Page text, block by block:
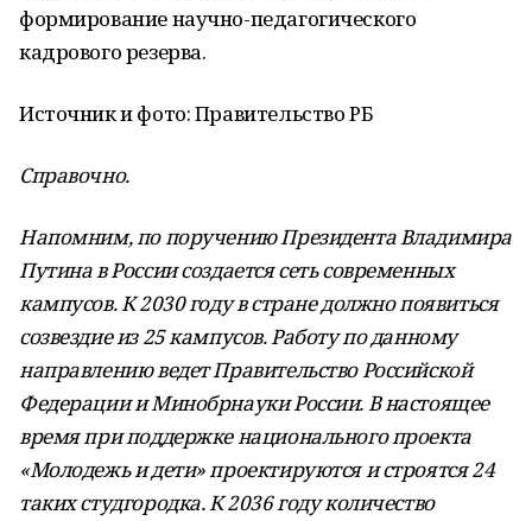
формирование научно-педагогического
кадрового резерва.
Источник и фото: Правительство РБ
Справочно.
Напомним, по поручению Президента Владимира
Путина в России создается сеть современных
кампусов. К 2030 году в стране должно появиться
созвездие из 25 кампусов. Работу по данному
направлению ведет Правительство Российской
Федерации и Минобрнауки России. В настоящее
время при поддержке национального проекта
«Молодежь и дети» проектируются и строятся 24
таких студгородка. К 2036 году количество